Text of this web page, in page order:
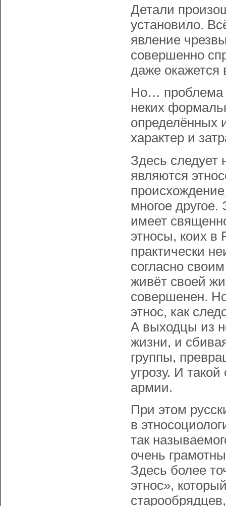
Детали
установило.
явление
совершенно
даже окажется
Но… проблема
неких
определённых
характер и
Здесь следует
являются
многое другое.
имеет
этносы, коих в
практически
согласно
живёт своей
совершенен.
этнос, как
А выходцы из
жизни, и
группы,
угрозу. И
армии.
При этом
в
так
очень
Здесь более
этнос»,